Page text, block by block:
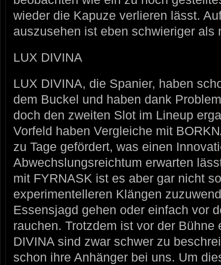
wieder die Kapuze verlieren lässt.
auszusehen ist eben schwieriger als
LUX DIVINA
LUX DIVINA, die Spanier, haben
dem Buckel und haben dank
doch den zweiten Slot im Lineup
Vorfeld haben Vergleiche mit
zu Tage gefördert, was einen
Abwechslungsreichtum erwarten
mit FYRNASK ist es aber gar nicht
experimentelleren Klängen
Essensjagd gehen oder einfach vor
rauchen. Trotzdem ist vor der
DIVINA sind zwar schwer zu
schon ihre Anhänger bei uns. Um